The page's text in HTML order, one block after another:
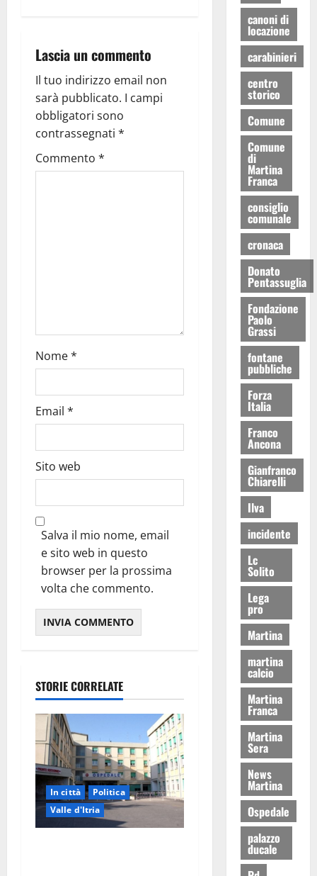
Lascia un commento
Il tuo indirizzo email non
sarà pubblicato. I campi
obbligatori sono
contrassegnati *
Commento *
Nome*
Email *
Sito web
Salva il mio nome, email
e sito web in questo
browser per la prossima
volta che commento.
STORIE CORRELATE
In città
Politica
Valle d'Itria
canoni di
locazione
carabinieri
centro
storico
Comune
Comune
di
Martina
Franca
consiglio
comunale
cronaca
Donato
Pentassuglia
Fondazione
Paolo
Grassi
fontane
pubbliche
Forza
Italia
Franco
Ancona
Gianfranco
Chiarelli
Ilva
incidente
Lc
Solito
Lega
pro
Martina
martina
calcio
Martina
Franca
Martina
Sera
News
Martina
Ospedale
palazzo
ducale